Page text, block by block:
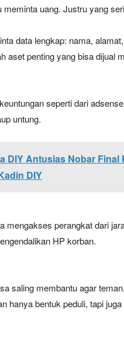
Week
PRO
uang. Justru yang
data lengkap: nama,
aset penting yang bisa dijual
seperti dari
untung.
DIY Antusias Nobar Final
DIY
mengakses perangkat dari
HP korban.
saling membantu agar
hanya bentuk peduli, tapi